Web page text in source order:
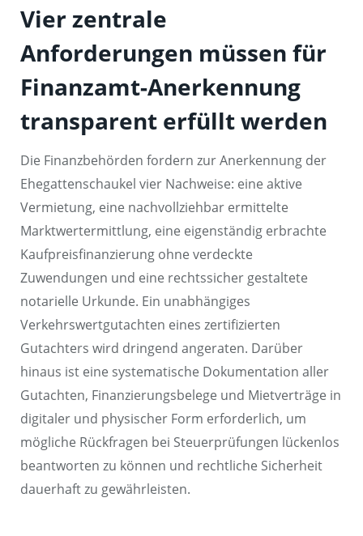
Vier zentrale
Anforderungen müssen für
Finanzamt-Anerkennung
transparent erfüllt werden
Die Finanzbehörden fordern zur Anerkennung der
Ehegattenschaukel vier Nachweise: eine aktive
Vermietung, eine nachvollziehbar ermittelte
Marktwertermittlung, eine eigenständig erbrachte
Kaufpreisfinanzierung ohne verdeckte
Zuwendungen und eine rechtssicher gestaltete
notarielle Urkunde. Ein unabhängiges
Verkehrswertgutachten eines zertifizierten
Gutachters wird dringend angeraten. Darüber
hinaus ist eine systematische Dokumentation aller
Gutachten, Finanzierungsbelege und Mietverträge in
digitaler und physischer Form erforderlich, um
mögliche Rückfragen bei Steuerprüfungen lückenlos
beantworten zu können und rechtliche Sicherheit
dauerhaft zu gewährleisten.